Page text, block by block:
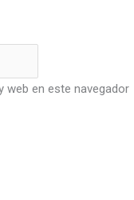
web en este navegador